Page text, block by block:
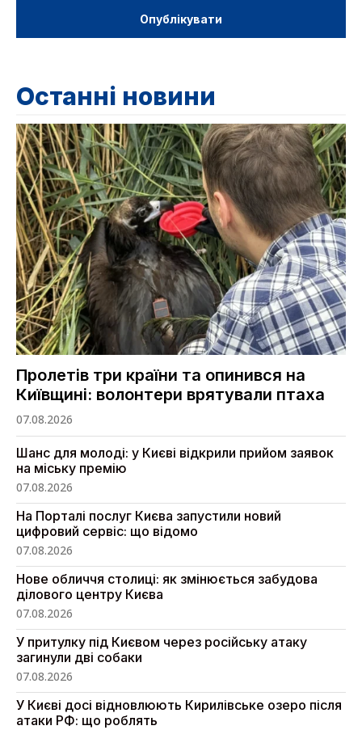
Останні новини
Пролетів три країни та опинився на
Київщині: волонтери врятували птаха
07.08.2026
Шанс для молоді: у Києві відкрили прийом заявок
на міську премію
07.08.2026
На Порталі послуг Києва запустили новий
цифровий сервіс: що відомо
07.08.2026
Нове обличчя столиці: як змінюється забудова
ділового центру Києва
07.08.2026
У притулку під Києвом через російську атаку
загинули дві собаки
07.08.2026
У Києві досі відновлюють Кирилівське озеро після
атаки РФ: що роблять